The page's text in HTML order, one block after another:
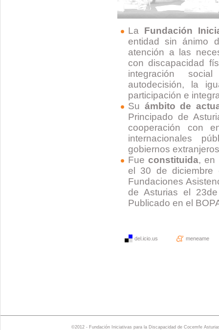
La Fundación
entidad sin ánimo
atención a las
con discapacidad
integración
autodecisión, la
participación e
Su ámbito de
Principado de
cooperación con
internacionales
gobiernos
Fueconstituida, en
el 30 de
Fundaciones
de Asturias el
Publicado en el
del.icio.us meneame
©2012 - Fundación Iniciativas para la Discapacidad de Cocemfe